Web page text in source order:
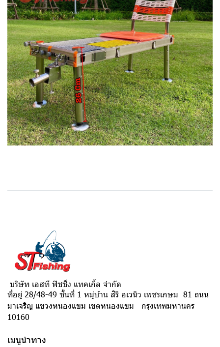
บริษัท เอสที ฟิชชิ่ง แทคเกิ้ล จำกัด
ที่อยู่ 28/48-49 ชั้นที่ 1 หมู่บ้าน สิริ อเวนิว เพชรเกษม 81 ถนน
มาเจริญ แขวงหนองแขม เขตหนองแขม กรุงเทพมหานคร
10160
เมนูนำทาง